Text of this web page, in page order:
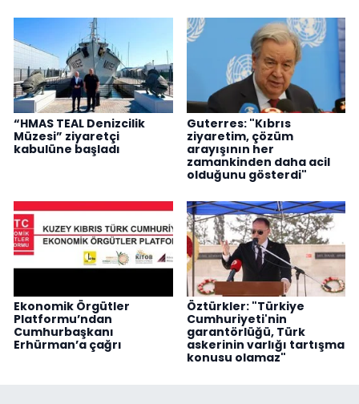
“HMAS TEAL Denizcilik
Müzesi” ziyaretçi
kabulüne başladı
Guterres: "Kıbrıs
ziyaretim, çözüm
arayışının her
zamankinden daha acil
olduğunu gösterdi"
Ekonomik Örgütler
Platformu’ndan
Cumhurbaşkanı
Erhürman’a çağrı
Öztürkler: "Türkiye
Cumhuriyeti'nin
garantörlüğü, Türk
askerinin varlığı tartışma
konusu olamaz"